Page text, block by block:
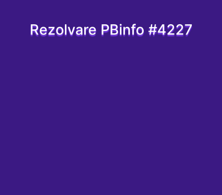
Rezolvare PBinfo #4227